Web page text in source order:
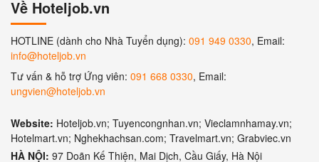
Về Hoteljob.vn
HOTLINE (dành cho Nhà Tuyển dụng): 091 949 0330, Email:
info@hoteljob.vn
Tư vấn & hỗ trợ Ứng viên: 091 668 0330, Email:
ungvien@hoteljob.vn
Website: Hoteljob.vn; Tuyencongnhan.vn; Vieclamnhamay.vn;
Hotelmart.vn; Nghekhachsan.com; Travelmart.vn; Grabviec.vn
HÀ NỘI: 97 Doãn Kế Thiện, Mai Dịch, Cầu Giấy, Hà Nội